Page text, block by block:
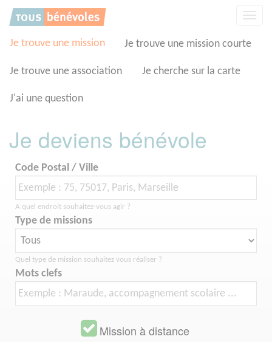
Je trouve une mission Je trouve une mission courte
Je trouve une association Je cherche sur la carte
J'ai une question
Je deviens bénévole
Code Postal / Ville
A quel endroit souhaitez-vous agir ?
Type de missions
Quel type de mission souhaitez vous réaliser ?
Mots clefs
Mission à distance
Panneau de gestion des cookies